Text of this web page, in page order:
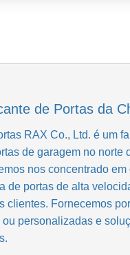
de Portas da
RAX Co., Ltd. é um
de garagem no norte
nos concentrado em
de portas de alta
clientes. Fornecemos
personalizadas e